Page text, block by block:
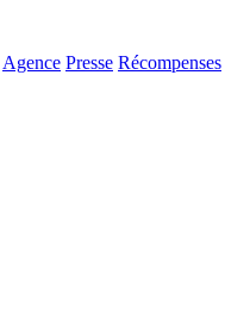
Agence Presse Récompenses